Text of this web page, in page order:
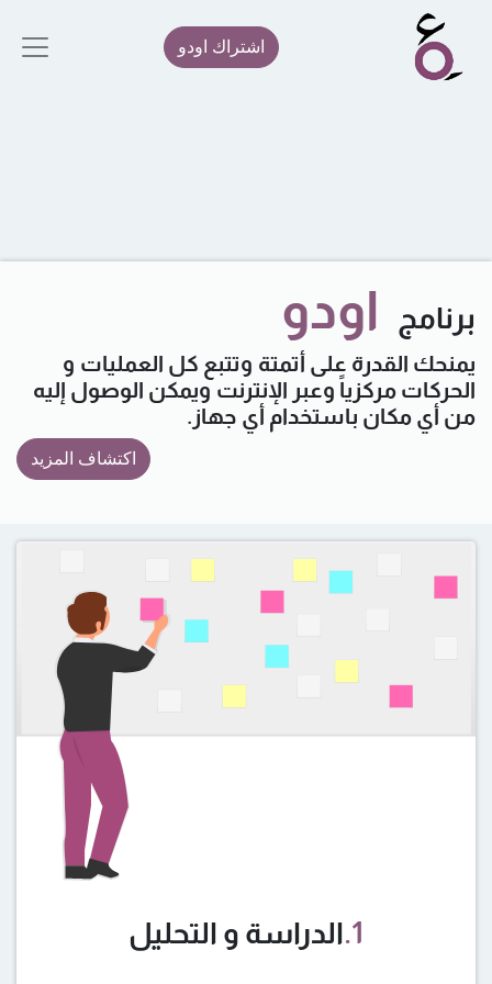
اشتراك اودو
برنامج اودو
يمنحك القدرة على أتمتة وتتبع كل العمليات و
الحركات مركزياً وعبر الإنترنت ويمكن الوصول إليه
من أي مكان باستخدام أي جهاز.
اكتشاف المزيد
1. الدراسة و التحليل